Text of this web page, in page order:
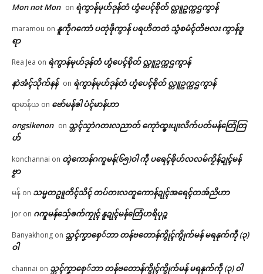
Mon not Mon on ရဲကွာန်မုဟ်ဒုန်တံ ဟွံပေၚ်စိုတ် လ္တူဥက္ကဌကွာန်
maramou on နူကဵုဂကောံ ပတုဲဖဵုကွာန် ပရဟိတတံ သွံစမံၚ်တိဗလး ကွာန်ဒူ
ရာ
Rea Jea on ရဲကွာန်မုဟ်ဒုန်တံ ဟွံပေၚ်စိုတ် လ္တူဥက္ကဌကွာန်
နာဲအံၚ်သိုက်နန် on ရဲကွာန်မုဟ်ဒုန်တံ ဟွံပေၚ်စိုတ် လ္တူဥက္ကဌကွာန်
ရာမာန်ယ on ဗော်မန်ၜါ ပံၚ်မာန်ဟာ
ongsikenon on သ္ဘၚ်သၠာဲဂတးလညာတ် ကေုာံထ္ၜးပျးလိက်ပတ်မန်တြေံတြ
ဟ်
konchannai on တ္ၚဲကောန်ဂကူမန်(၆၅)ဝါ ကဵု ပရေၚ်ၜိုဟ်လလမ်ကၟိန်ဍုၚ်မန်
ဗၟာ
မန် on သမ္မတဥူတိၚ်သိၚ် တပ်တးလတူကောန်ဍုၚ်အရေၚ်တအ်ညိဟာ
jor on ဂကူမန်​သှ်ေၜက်ကၠုၚ် နူဍုၚ်မန်တြေံဟရိပုဉ္ဇ
Banyakhong on သ္ဘၚ်ကၞာစှေ်ဘာ တန်ဗတောန်ကွိုၚ်ကွိုက်မန် မရနုက်ကဵု (၃)
ဝါ
channai on သ္ဘၚ်ကၞာစှေ်ဘာ တန်ဗတောန်ကွိုၚ်ကွိုက်မန် မရနုက်ကဵု (၃) ဝါ